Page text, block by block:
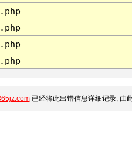
已经将此出错信息详细记录, 由